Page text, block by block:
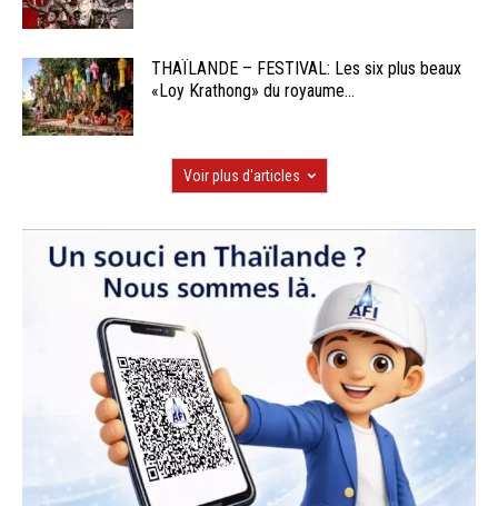
THAÏLANDE – FESTIVAL: Les six plus beaux
«Loy Krathong» du royaume...
Voir plus d'articles